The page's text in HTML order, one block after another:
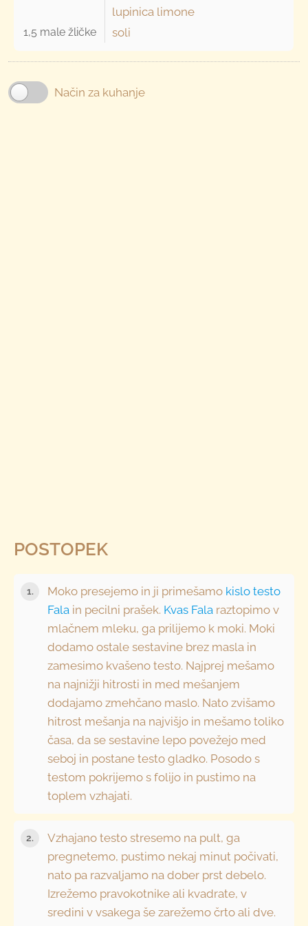
lupinica limone
1,5 male žličke soli
Način za kuhanje
POSTOPEK
Moko presejemo in ji primešamo kislo testo
Fala in pecilni prašek. Kvas Fala raztopimo v
mlačnem mleku, ga prilijemo k moki. Moki
dodamo ostale sestavine brez masla in
zamesimo kvašeno testo. Najprej mešamo
na najnižji hitrosti in med mešanjem
dodajamo zmehčano maslo. Nato zvišamo
hitrost mešanja na najvišjo in mešamo toliko
časa, da se sestavine lepo povežejo med
seboj in postane testo gladko. Posodo s
testom pokrijemo s folijo in pustimo na
toplem vzhajati.
Vzhajano testo stresemo na pult, ga
pregnetemo, pustimo nekaj minut počivati,
nato pa razvaljamo na dober prst debelo.
Izrežemo pravokotnike ali kvadrate, v
sredini v vsakega še zarežemo črto ali dve.